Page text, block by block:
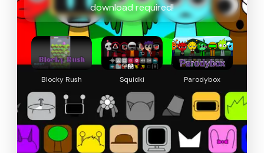
download required!
Blocky Rush Squidki Parodybox